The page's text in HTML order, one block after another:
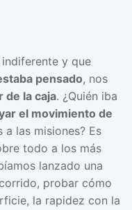
y que
pensado, nos
de la caja. ¿Quién iba
el movimiento de
las misiones? Es
todo a los más
lanzado una
probar cómo
la rapidez con la